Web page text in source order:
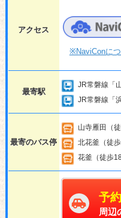
アクセス
※NaviConに
最寄駅
JR常磐線「
JR常磐線「
最寄のバス停
山寺雁田（徒
北花釜（徒歩
花釜（徒歩18
予
周辺